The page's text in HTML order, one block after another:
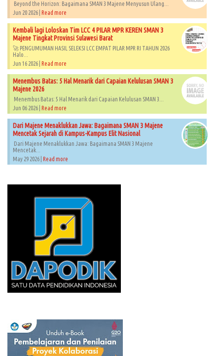
Beyond the Horizon: Bagaimana SMAN 3 Majene Menyusun Ulang...
Jun 20 2026 |
Read more
Kembali lagi Loloskan Tim LCC 4 PILAR MPR KEREN SMAN 3
Majene Tingkat Provinsi Sulawesi Barat
🚀 PENGUMUMAN HASIL SELEKSI LCC EMPAT PILAR MPR RI TAHUN 2026​
Halo...
Jun 16 2026 | Read more
Menembus Batas: 5 Hal Menarik dari Capaian Kelulusan SMAN 3
Majene 2026
Menembus Batas: 5 Hal Menarik dari Capaian Kelulusan SMAN 3...
Jun 06 2026 | Read more
Dari Majene Menaklukkan Jawa: Bagaimana SMAN 3 Majene
Mencetak Sejarah di Kampus-Kampus Elit Nasional
Dari Majene Menaklukkan Jawa: Bagaimana SMAN 3 Majene
Mencetak...
May 29 2026 | Read more